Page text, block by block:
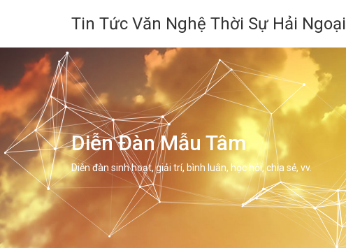
Tin Tức Văn Nghệ Thời Sự Hải Ngoại
Diễn Đàn Mẫu Tâm
Diễn đàn sinh hoạt, giải trí, bình luân, học hỏi, chia sẻ, vv.